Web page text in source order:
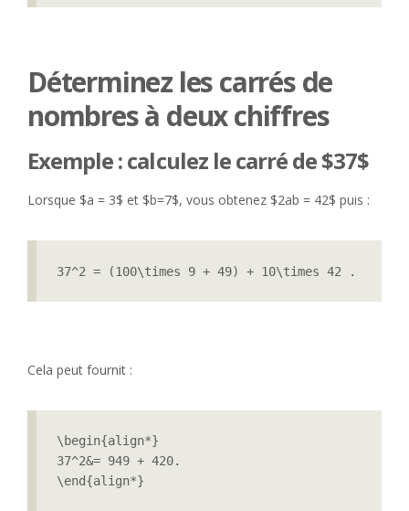
Déterminez les carrés de
nombres à deux chiffres
Exemple : calculez le carré de $37$
Lorsque $a = 3$ et $b=7$, vous obtenez $2ab = 42$ puis :
37^2 = (100\times 9 + 49) + 10\times 42 .
Cela peut fournit :
\begin{align*}
37^2&= 949 + 420.
\end{align*}